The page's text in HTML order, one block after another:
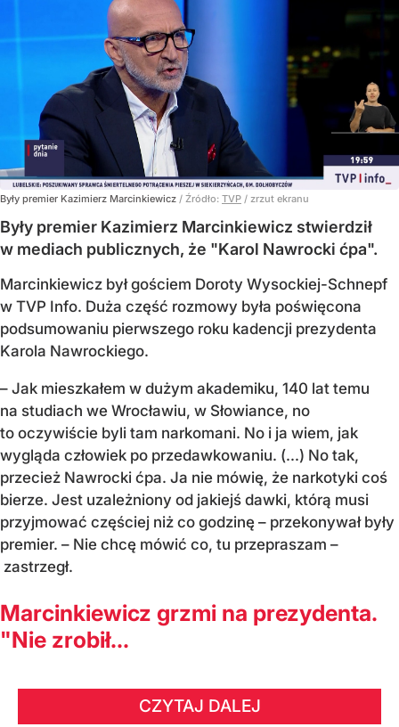
Były premier Kazimierz Marcinkiewicz / Źródło: TVP / zrzut ekranu
Były premier Kazimierz Marcinkiewicz stwierdził
w mediach publicznych, że "Karol Nawrocki ćpa".
Marcinkiewicz był gościem Doroty Wysockiej-Schnepf
w TVP Info. Duża część rozmowy była poświęcona
podsumowaniu pierwszego roku kadencji prezydenta
Karola Nawrockiego.
– Jak mieszkałem w dużym akademiku, 140 lat temu
na studiach we Wrocławiu, w Słowiance, no
to oczywiście byli tam narkomani. No i ja wiem, jak
wygląda człowiek po przedawkowaniu. (...) No tak,
przecież Nawrocki ćpa. Ja nie mówię, że narkotyki coś
bierze. Jest uzależniony od jakiejś dawki, którą musi
przyjmować częściej niż co godzinę – przekonywał były
premier. – Nie chcę mówić co, tu przepraszam –
zastrzegł.
Marcinkiewicz grzmi na prezydenta.
"Nie zrobił...
CZYTAJ DALEJ